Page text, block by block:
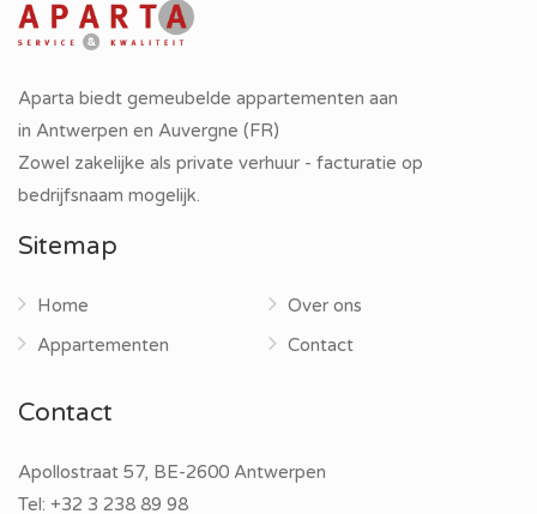
Aparta biedt gemeubelde appartementen aan
in Antwerpen en Auvergne (FR)
Zowel zakelijke als private verhuur - facturatie op
bedrijfsnaam mogelijk.
Sitemap
Home
Appartementen
Over ons
Contact
Contact
Apollostraat 57, BE-2600 Antwerpen
Tel: +32 3 238 89 98